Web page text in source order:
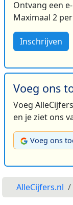
Ontvang een
Maximaal 2
Inschrijven
Voeg ons
Voeg
en je ziet ons
Voeg ons
AlleCijfers.nl